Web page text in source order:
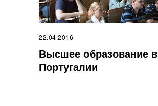
22.04.2016
Высшее образование в
Португалии